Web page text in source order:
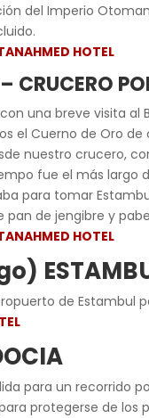
del Imperio
HOTEL
CRUCERO
una breve visita al
el Cuerno de Oro
nuestro crucero,
fue el más largo
para tomar
de jengibre y
HOTEL
de Estambul
para un recorrido
protegerse de los